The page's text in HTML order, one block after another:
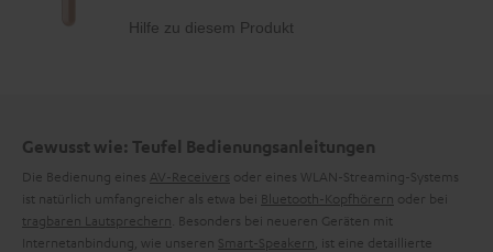
Gewusst wie: Teufel Bedienungsanleitungen
Die Bedienung eines AV-Receivers oder eines WLAN-Streaming-Systems
ist natürlich umfangreicher als etwa bei Bluetooth-Kopfhörern oder bei
tragbaren Lautsprechern . Besonders bei neueren Geräten mit
Internetanbindung, wie unseren Smart-Speakern , ist eine detaillierte